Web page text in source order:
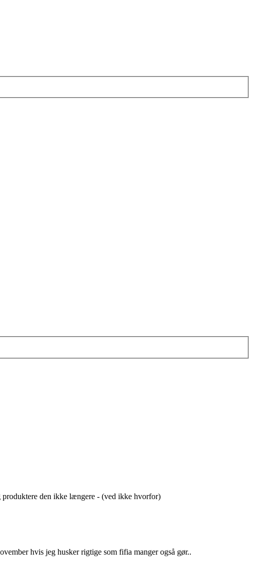
produktere den ikke længere - (ved ikke hvorfor)
hvis jeg husker rigtige som fifia manger også gør..